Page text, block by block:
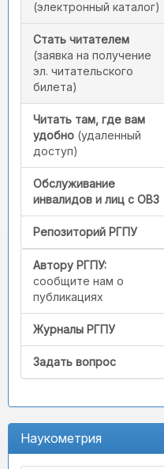
(электронный каталог)
Стать читателем
(заявка на получение
эл. читательского
билета)
Читать там, где вам
удобно (удаленный
доступ)
Обслуживание
инвалидов и лиц с ОВЗ
Репозиторий РГПУ
Автору РГПУ:
сообщите нам о
публикациях
Журналы РГПУ
Задать вопрос
Наукометрия